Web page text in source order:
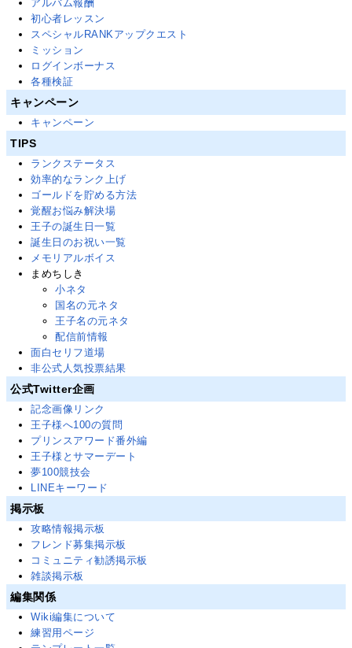
アルバム報酬
初心者レッスン
スペシャルRANKアップクエスト
ミッション
ログインボーナス
各種検証
キャンペーン
キャンペーン
TIPS
ランクステータス
効率的なランク上げ
ゴールドを貯める方法
覚醒お悩み解決場
王子の誕生日一覧
誕生日のお祝い一覧
メモリアルボイス
まめちしき
小ネタ
国名の元ネタ
王子名の元ネタ
配信前情報
面白セリフ道場
非公式人気投票結果
公式Twitter企画
記念画像リンク
王子様へ100の質問
プリンスアワード番外編
王子様とサマーデート
夢100競技会
LINEキーワード
掲示板
攻略情報掲示板
フレンド募集掲示板
コミュニティ勧誘掲示板
雑談掲示板
編集関係
Wiki編集について
練習用ページ